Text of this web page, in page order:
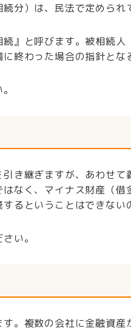
分）は、民法で定められ
』と呼びます。被相続
終わった場合の指針とな
き継ぎますが、あわせ
なく、マイナス財産（
るということはできない
い。
。複数の会社に金融資